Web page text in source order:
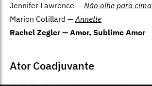
Jennifer Lawrence — Não olhe para cima
Marion Cotillard —Annette
Rachel Zegler — Amor, Sublime Amor
Ator Coadjuvante